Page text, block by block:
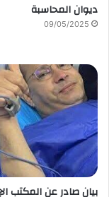
ديوان المحاسبة
09/05/2025
بيان صادر عن المكتب